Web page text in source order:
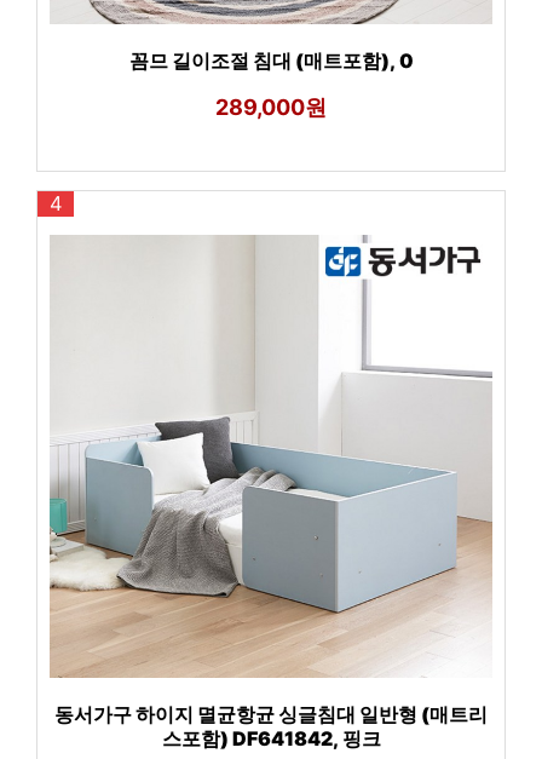
꼼므 길이조절 침대 (매트포함), 0
289,000원
4
동서가구 하이지 멸균항균 싱글침대 일반형 (매트리
스포함) DF641842, 핑크